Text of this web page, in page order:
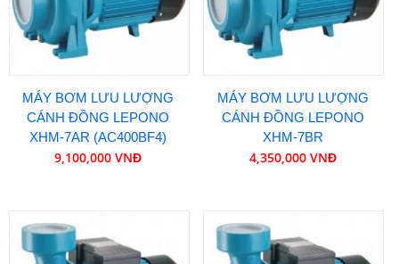
MÁY BƠM LƯU LƯỢNG
CÁNH ĐỒNG LEPONO
XHM-7AR (AC400BF4)
9,100,000 VNĐ
MÁY BƠM LƯU LƯỢNG
CÁNH ĐỒNG LEPONO
XHM-7BR
4,350,000 VNĐ